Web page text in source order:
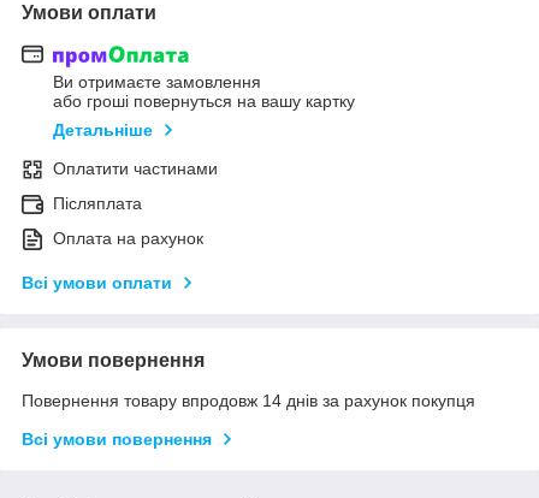
Умови оплати
Ви отримаєте замовлення
або гроші повернуться на вашу картку
Детальніше
Оплатити частинами
Післяплата
Оплата на рахунок
Всі умови оплати
Умови повернення
Повернення товару впродовж 14 днів за рахунок покупця
Всі умови повернення